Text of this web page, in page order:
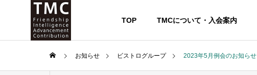
TOP TMCについて・入会案内
お知らせ ビストログループ 2023年5月例会のお知らせ